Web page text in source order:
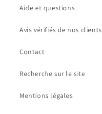
Aide et questions
Avis vérifiés de nos clients
Contact
Recherche sur le site
Mentions légales